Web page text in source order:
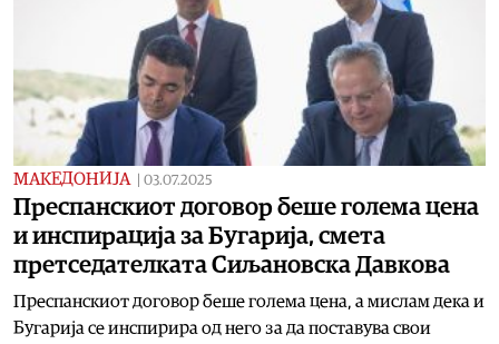
МАКЕДОНИЈА 03.07.2025
Преспанскиот договор беше голема цена
и инспирација за Бугарија, смета
претседателката Сиљановска Давкова
Преспанскиот договор беше голема цена, а мислам дека и
Бугарија се инспирира од него за да поставува свои